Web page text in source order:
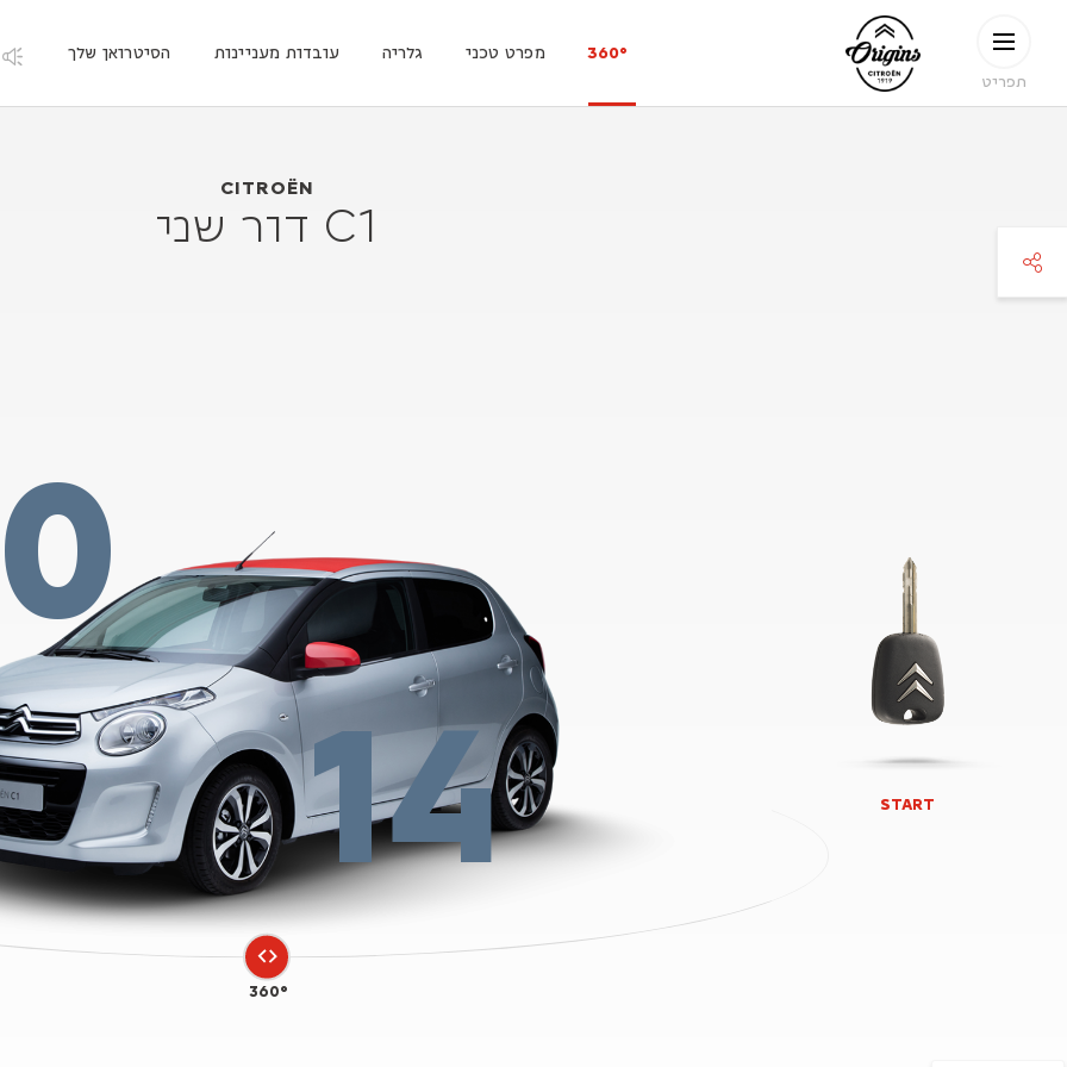
תפריט
CITROËN
ORIGINS
360° מפרט טכני גלריה עובדות מעניינות הסיטרואן שלך
CITROËN
C1 דור שני
14
360°
START